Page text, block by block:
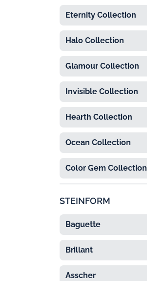
Eternity Collection
Halo Collection
Glamour Collection
Invisible Collection
Hearth Collection
Ocean Collection
Color Gem Collection
STEINFORM
Baguette
Brillant
Asscher